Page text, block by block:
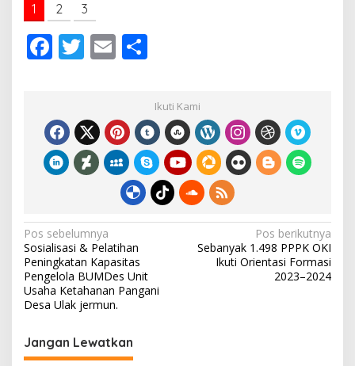
1 2 3
F
b
o
o
T
er
E
l
ar
eIkuti Kami
N
a
v
i
a
Pos sebelumnya
Sosialisasi & Pelatihan
Peningkatan Kapasitas
Pengelola BUMDes Unit
Usaha Ketahanan Pangani
Desa Ulak jermun.
Pos berikutnya
Sebanyak 1.498 PPPK OKI
Ikuti Orientasi Formasi
2023–2024
Jangan Lewatkan